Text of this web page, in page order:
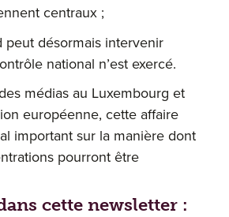
centraux ;
peut désormais intervenir
national n’est exercé.
médias au Luxembourg et
européenne, cette affaire
important sur la manière dont
pourront être
cette newsletter :